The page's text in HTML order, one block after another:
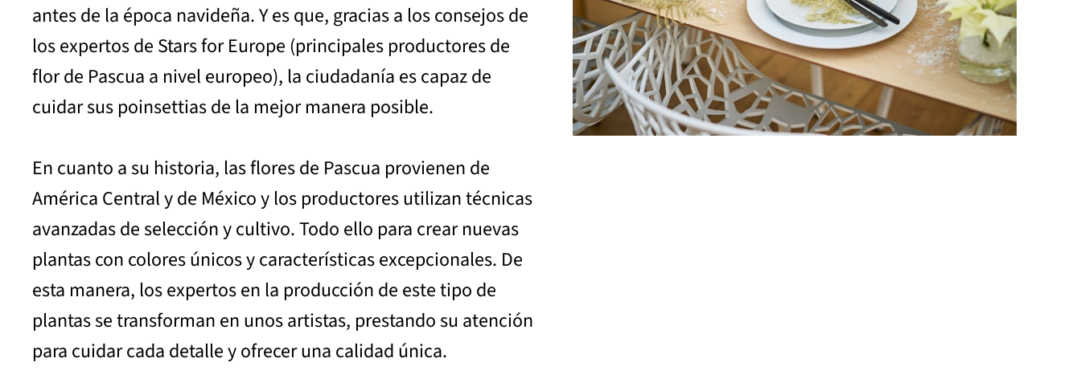
antes de la época navideña. Y es que, gracias a los consejos de
los expertos de Stars for Europe (principales productores de
flor de Pascua a nivel europeo), la ciudadanía es capaz de
cuidar sus poinsettias de la mejor manera posible.
En cuanto a su historia, las flores de Pascua provienen de
América Central y de México y los productores utilizan técnicas
avanzadas de selección y cultivo. Todo ello para crear nuevas
plantas con colores únicos y características excepcionales. De
esta manera, los expertos en la producción de este tipo de
plantas se transforman en unos artistas, prestando su atención
para cuidar cada detalle y ofrecer una calidad única.